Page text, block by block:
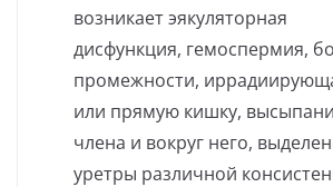
возникает эякуляторная
дисфункция, гемоспермия,
промежности,
или прямую кишку,
члена и вокруг него,
уретры различной